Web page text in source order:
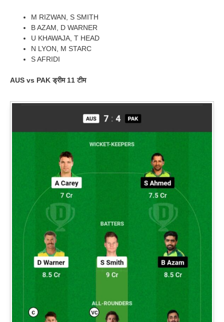
M RIZWAN, S SMITH
B AZAM, D WARNER
U KHAWAJA, T HEAD
N LYON, M STARC
S AFRIDI
AUS vs PAKड्रीम 11 टीम